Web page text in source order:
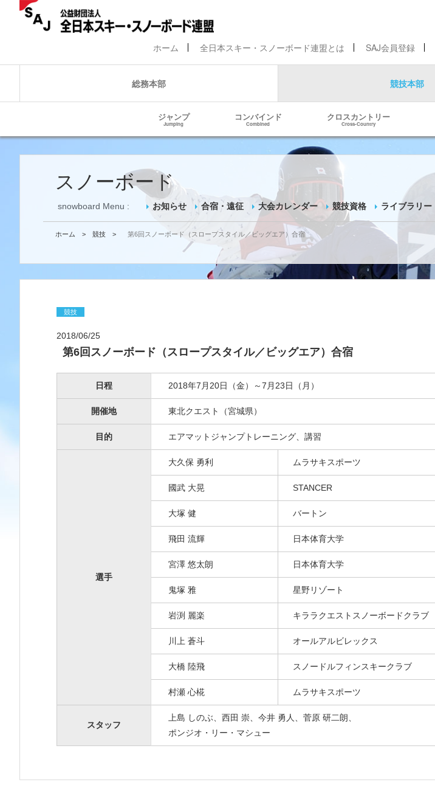
ホーム 全日本スキー・スノーボード連盟とは SAJ会員登録
総務本部 競技本部
ジャンプ
Jumping
コンバインド
Combined
クロスカントリー
Cross-Country
スノーボード
snowboard Menu : お知らせ 合宿・遠征 大会カレンダー 競技資格 ライブラリー
ホーム > 競技 > 第6回スノーボード（スロープスタイル／ビッグエア）合宿
競技
2018/06/25
第6回スノーボード（スロープスタイル／ビッグエア）合宿
日程 2018年7月20日（金）～7月23日（月）
開催地 東北クエスト（宮城県）
目的 エアマットジャンプトレーニング、講習
選手
大久保 勇利 ムラサキスポーツ
國武 大晃 STANCER
大塚 健 バートン
飛田 流輝 日本体育大学
宮澤 悠太朗 日本体育大学
鬼塚 雅 星野リゾート
岩渕 麗楽 キララクエストスノーボードクラブ
川上 蒼斗 オールアルビレックス
大橋 陸飛 スノードルフィンスキークラブ
村瀬 心椛 ムラサキスポーツ
スタッフ
上島 しのぶ、西田 崇、今井 勇人、菅原 研二朗、
ポンジオ・リー・マシュー